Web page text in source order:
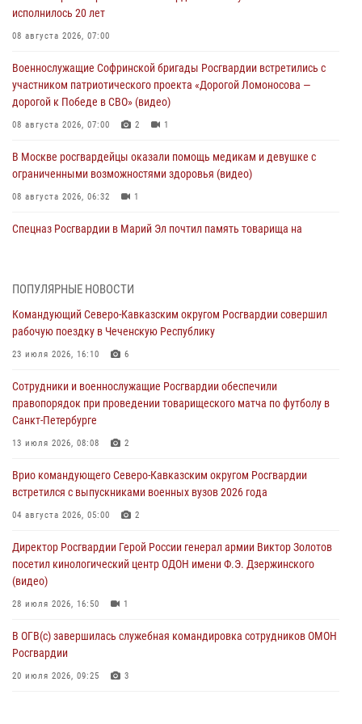
исполнилось 20 лет
08 августа 2026, 07:00
Военнослужащие Софринской бригады Росгвардии встретились с
участником патриотического проекта «Дорогой Ломоносова —
дорогой к Победе в СВО» (видео)
08 августа 2026, 07:00 2 1
В Москве росгвардейцы оказали помощь медикам и девушке с
ограниченными возможностями здоровья (видео)
08 августа 2026, 06:32 1
Спецназ Росгвардии в Марий Эл почтил память товарища на
турнирами, мастер-классами и легкоатлетическими забегами
08 августа 2026, 06:03
подготовки на Урале
08 августа 2026, 05:00 3
В ДНР выполняющие задачи СВО росгвардейцы получают из дома
08 августа 2026, 05:00
Комплексные проверки безопасности объектов образования с
08 августа 2026, 04:01
ПОПУЛЯРНЫЕ НОВОСТИ
Командующий Северо-Кавказским округом Росгвардии совершил
рабочую поездку в Чеченскую Республику
23 июля 2026, 16:10 6
Сотрудники и военнослужащие Росгвардии обеспечили
правопорядок при проведении товарищеского матча по футболу в
Санкт-Петербурге
13 июля 2026, 08:08 2
Врио командующего Северо-Кавказским округом Росгвардии
встретился с выпускниками военных вузов 2026 года
04 августа 2026, 05:00 2
Директор Росгвардии Герой России генерал армии Виктор Золотов
посетил кинологический центр ОДОН имени Ф.Э. Дзержинского
(видео)
28 июля 2026, 16:50 1
В ОГВ(с) завершилась служебная командировка сотрудников ОМОН
Росгвардии
20 июля 2026, 09:25 3